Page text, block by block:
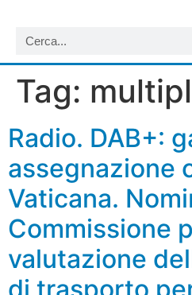
Tag:
Radio. DAB+:
assegnazione
Vaticana.
Commissione
valutazione